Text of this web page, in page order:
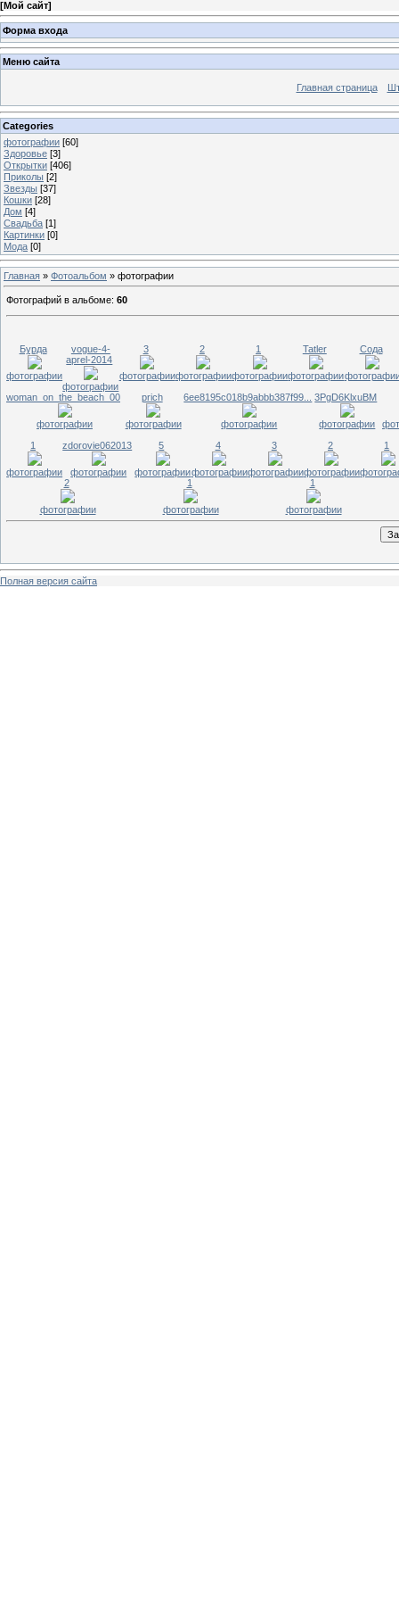
[Мой сайт]
Форма входа
Меню сайта
Главная страница
Categories
фотографии [60]
Здоровье [3]
Открытки [406]
Приколы [2]
Звезды [37]
Кошки [28]
Дом [4]
Свадьба [1]
Картинки [0]
Мода [0]
Главная » Фотоальбом » фотографии
Фотографий в альбоме: 60
Бурда
фотографии
vogue-4-
aprel-2014
фотографии
3
фотографии
2
фотографии
1
фотографии
Tatler
фотографии
Сода
woman_on_the_beach_00
фотографии
prich
фотографии
6ee8195c018b9abbb387f99...
фотографии
3PgD6KlxuBM
фотографии
1
фотографии
zdorovie062013
фотографии
5
фотографии
4
фотографии
3
фотографии
2
фотографии
1
2
фотографии
1
фотографии
1
фотографии
Полная версия сайта